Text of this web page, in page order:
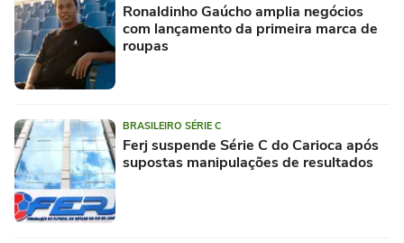
Ronaldinho Gaúcho amplia negócios
com lançamento da primeira marca de
roupas
BRASILEIRO SÉRIE C
Ferj suspende Série C do Carioca após
supostas manipulações de resultados